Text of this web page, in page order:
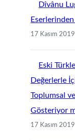
Dîvânu
17 Kasım 2019
Eski
Değerlerle
Toplumsal
Gösteriyor
17 Kasım 2019